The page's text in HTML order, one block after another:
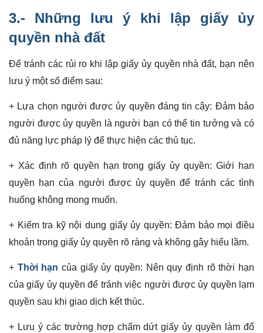
3.- Những lưu ý khi lập giấy ủy
quyền nhà đất
Để tránh các rủi ro khi lập giấy ủy quyền nhà đất, bạn nên
lưu ý một số điểm sau:
+ Lựa chọn người được ủy quyền đáng tin cậy: Đảm bảo
người được ủy quyền là người bạn có thể tin tưởng và có
đủ năng lực pháp lý để thực hiện các thủ tục.
+ Xác định rõ quyền hạn trong giấy ủy quyền: Giới hạn
quyền hạn của người được ủy quyền để tránh các tình
huống không mong muốn.
+ Kiểm tra kỹ nội dung giấy ủy quyền: Đảm bảo mọi điều
khoản trong giấy ủy quyền rõ ràng và không gây hiểu lầm.
+ Thời hạn của giấy ủy quyền: Nên quy định rõ thời hạn
của giấy ủy quyền để tránh việc người được ủy quyền lạm
quyền sau khi giao dịch kết thúc.
+ Lưu ý các trường hợp chấm dứt giấy ủy quyền làm đổ